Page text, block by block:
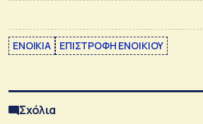
ΕΝΟΙΚΙΑ ΕΠΙΣΤΡΟΦΗ ΕΝΟΙΚΙΟΥ
Σχόλια